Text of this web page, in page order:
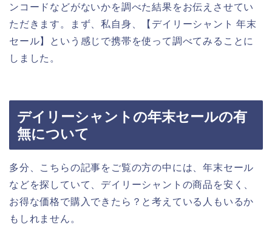
ンコードなどがないかを調べた結果をお伝えさせてい
ただきます。まず、私自身、【デイリーシャント 年末
セール】という感じで携帯を使って調べてみることに
しました。
デイリーシャントの年末セールの有
無について
多分、こちらの記事をご覧の方の中には、年末セール
などを探していて、デイリーシャントの商品を安く、
お得な価格で購入できたら？と考えている人もいるか
もしれません。